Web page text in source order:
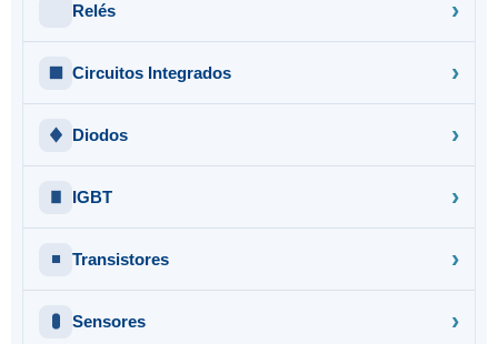
Relés
Circuitos Integrados
Diodos
IGBT
Transistores
Sensores